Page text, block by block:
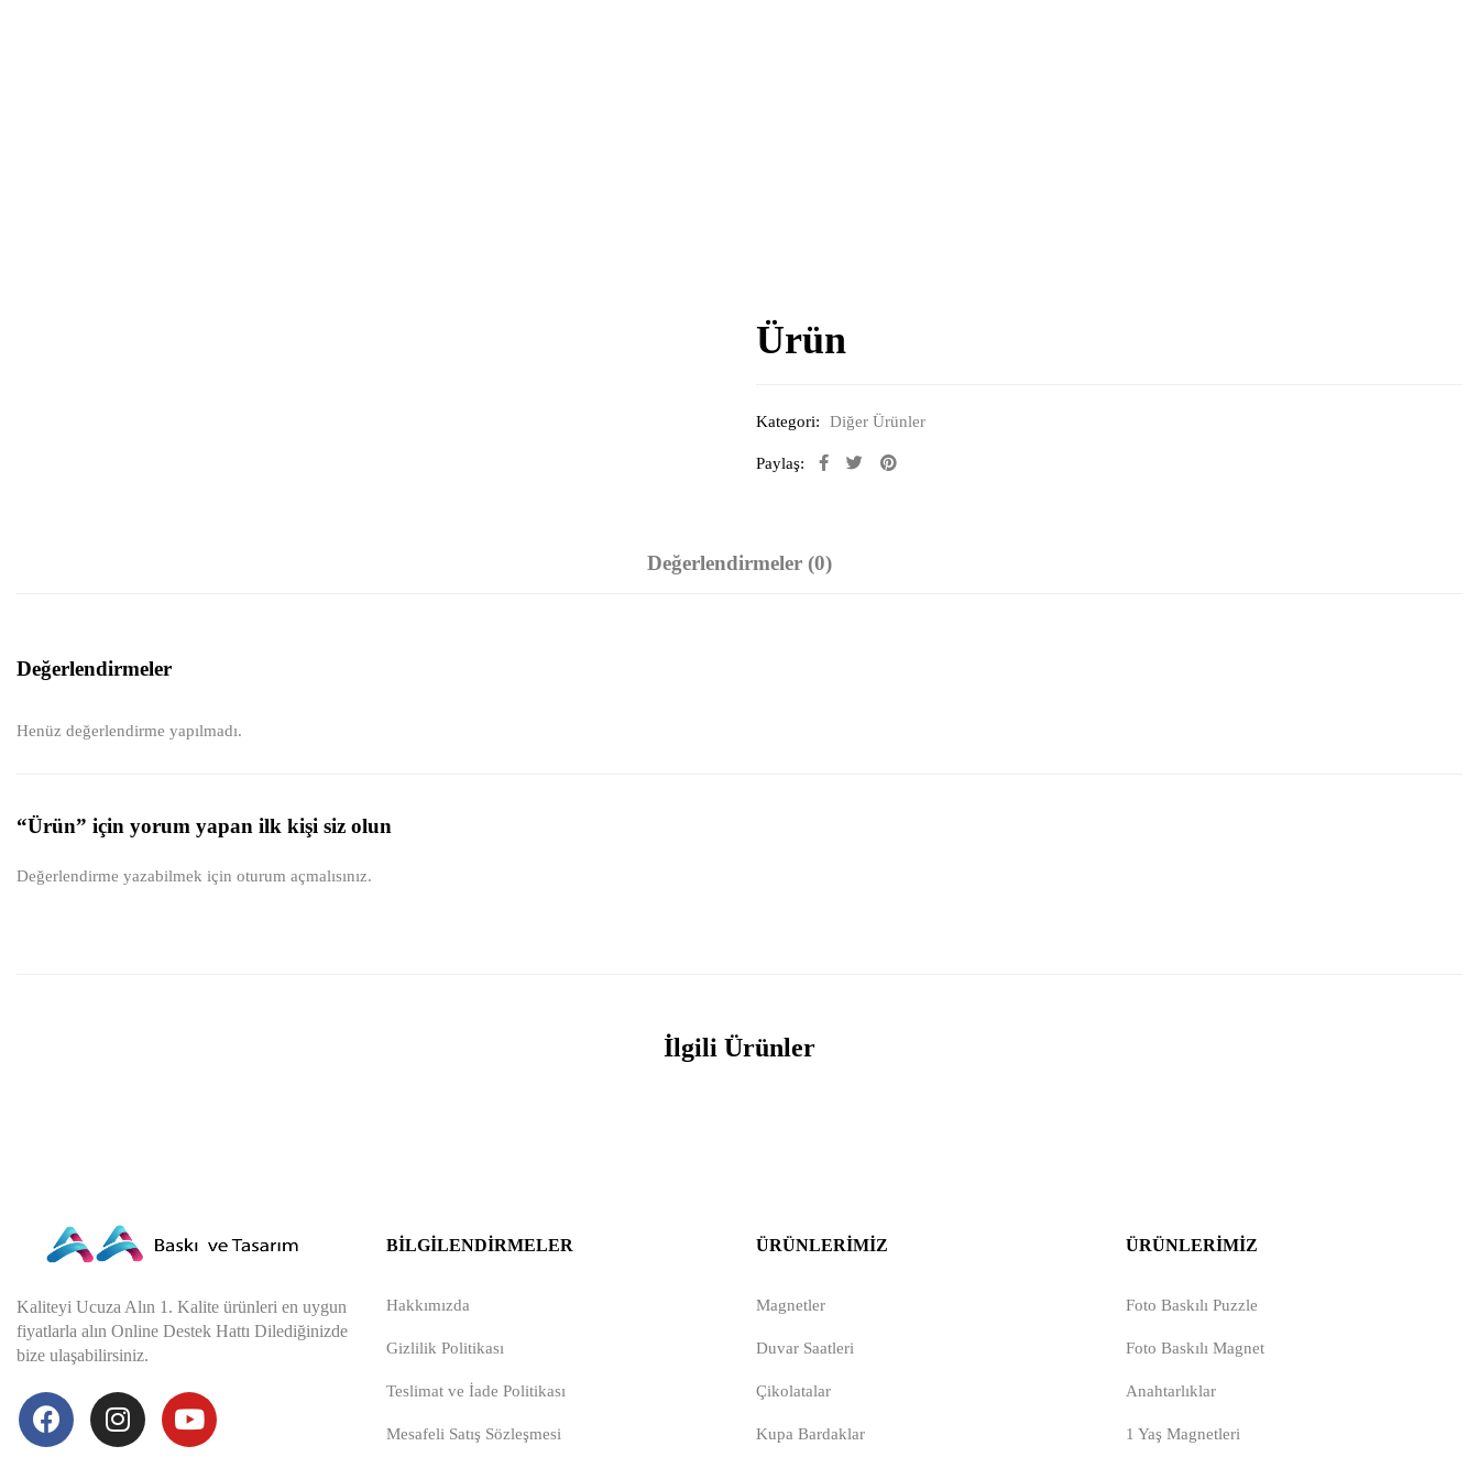
Ürün
Kategori: Diğer Ürünler
Paylaş:
Değerlendirmeler (0)
Değerlendirmeler
Henüz değerlendirme yapılmadı.
“Ürün” için yorum yapan ilk kişi siz olun
Değerlendirme yazabilmek için oturum açmalısınız.
İlgili Ürünler
Kaliteyi Ucuza Alın 1. Kalite ürünleri en uygun
fiyatlarla alın Online Destek Hattı Dilediğinizde
bize ulaşabilirsiniz.
BILGILENDIRMELER
Hakkımızda
Gizlilik Politikası
Teslimat ve İade Politikası
Mesafeli Satış Sözleşmesi
ÜRÜNLERIMIZ
Magnetler
Duvar Saatleri
Çikolatalar
Kupa Bardaklar
ÜRÜNLERIMIZ
Foto Baskılı Puzzle
Foto Baskılı Magnet
Anahtarlıklar
1 Yaş Magnetleri